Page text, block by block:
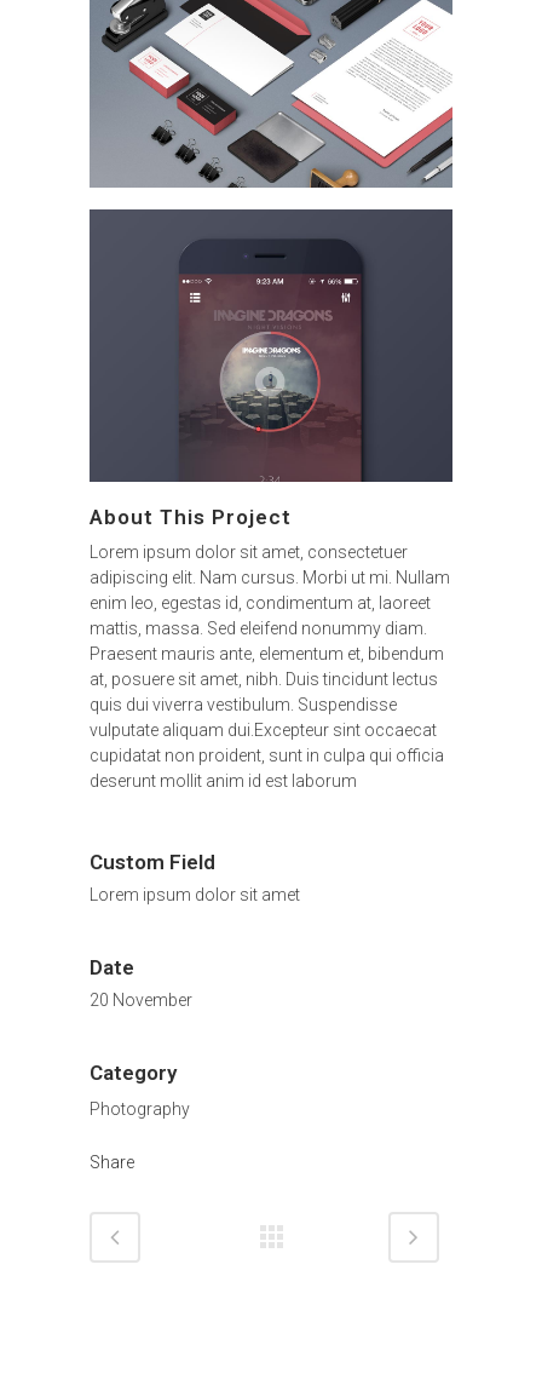
About This Project
Lorem ipsum dolor sit amet, consectetuer
adipiscing elit. Nam cursus. Morbi ut mi. Nullam
enim leo, egestas id, condimentum at, laoreet
mattis, massa. Sed eleifend nonummy diam.
Praesent mauris ante, elementum et, bibendum
at, posuere sit amet, nibh. Duis tincidunt lectus
quis dui viverra vestibulum. Suspendisse
vulputate aliquam dui.Excepteur sint occaecat
cupidatat non proident, sunt in culpa qui officia
deserunt mollit anim id est laborum
Custom Field
Lorem ipsum dolor sit amet
Date
20 November
Category
Photography
Share